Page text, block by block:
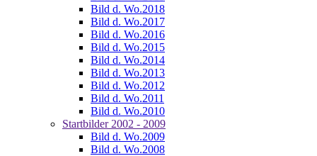
Bild d. Wo.2018
Bild d. Wo.2017
Bild d. Wo.2016
Bild d. Wo.2015
Bild d. Wo.2014
Bild d. Wo.2013
Bild d. Wo.2012
Bild d. Wo.2011
Bild d. Wo.2010
Startbilder 2002 - 2009
Bild d. Wo.2009
Bild d. Wo.2008